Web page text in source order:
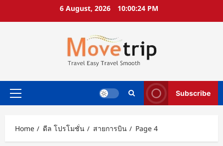
6 August, 2026 10:00:25 PM
Primary
Subscribe
Home ดีล โปรโมชั่น สายการบิน Page 4